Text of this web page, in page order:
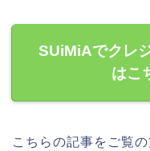
SUiMiAでクレ
はこ
こちらの記事をご覧